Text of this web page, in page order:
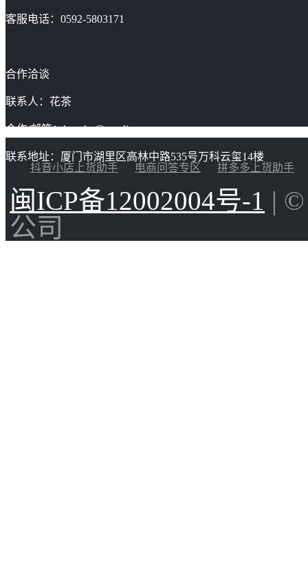
客服电话：0592-5803171
合作洽谈
联系人：花茶
合作/邮箱：huacha@gaoding.com
联系地址：厦门市湖里区高林中路535号万科云玺14楼
抖音小店上货助手
电商问答专区 拼多多上货助手
闽ICP备12002004号-1 |
公司